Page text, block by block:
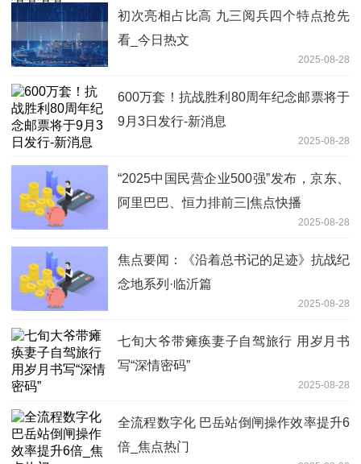
初次亮相占比高 九三阅兵四个特点抢先
看_今日热文
2025-08-28
600万套！抗战胜利80周年纪念邮票将于
9月3日发行-新消息
2025-08-28
“2025中国民营企业500强”发布，京东、
阿里巴巴、恒力排前三|焦点快播
2025-08-28
焦点要闻：《沿着总书记的足迹》抗战纪
念地系列·临沂篇
2025-08-28
七旬大爷带瘫痪妻子自驾旅行 用岁月书
写“深情密码”
2025-08-28
全流程数字化 巴岳站倒闸操作效率提升6
倍_焦点热门